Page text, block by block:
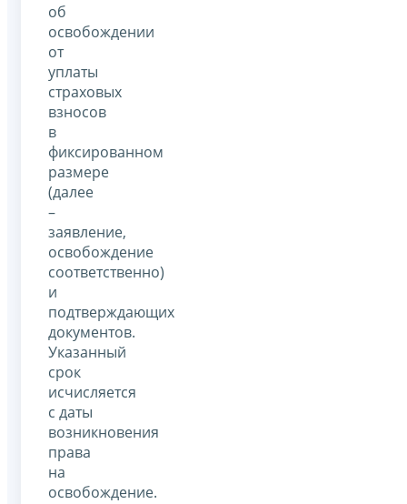
об
освобождении
от
уплаты
страховых
взносов
в
фиксированном
размере
(далее
–
заявление,
освобождение
соответственно)
и
подтверждающих
документов.
Указанный
срок
исчисляется
с даты
возникновения
права
на
освобождение.